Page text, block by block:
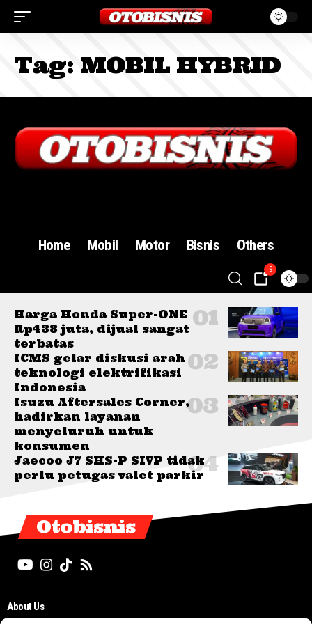
Tag: MOBIL HYBRID
Home Mobil Motor Bisnis Others
9
Harga Honda Super-ONE
Rp438 juta, dijual sangat
terbatas
ICMS gelar diskusi arah
teknologi elektrifikasi
Indonesia
Isuzu Aftersales Corner,
hadirkan layanan
menyeluruh untuk
konsumen
Jaecoo J7 SHS-P SIVP tidak
perlu petugas valet parkir
Otobisnis
About Us